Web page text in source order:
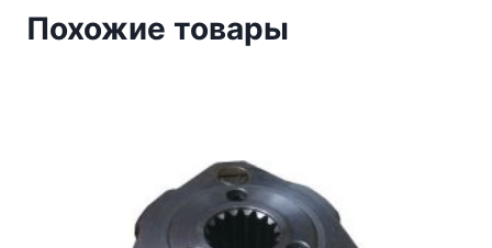
Похожие товары